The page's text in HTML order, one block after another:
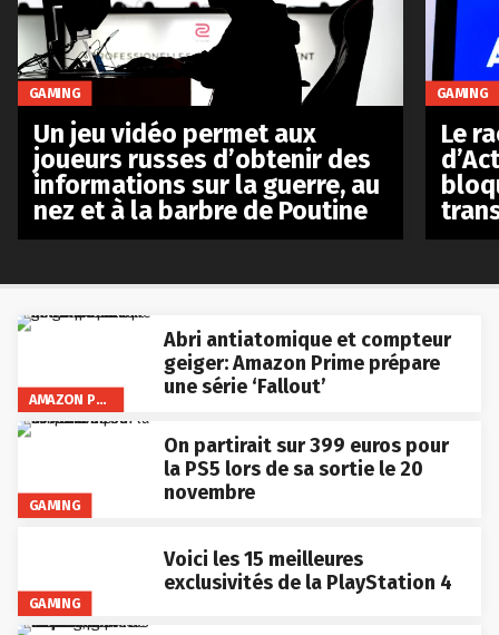
AMAZON PRIME VIDEO
Abri antiatomique et compteur
geiger: Amazon Prime prépare
une série ‘Fallout’
GAMING
On partirait sur 399 euros pour
la PS5 lors de sa sortie le 20
novembre
GAMING
Voici les 15 meilleures
exclusivités de la PlayStation 4
GAMING
Un jeu vidéo permet aux
joueurs russes d’obtenir des
informations sur la guerre, au
nez et à la barbre de Poutine
GAMING
Le